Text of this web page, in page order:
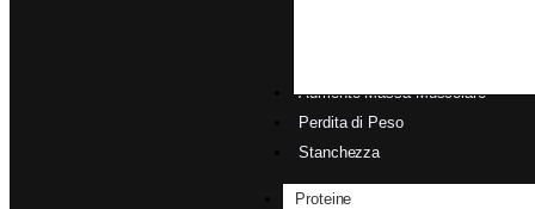
Aumento Massa Muscolare
Perdita di Peso
Stanchezza
Proteine